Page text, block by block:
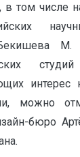
в том числе
интерес
можно
бюро